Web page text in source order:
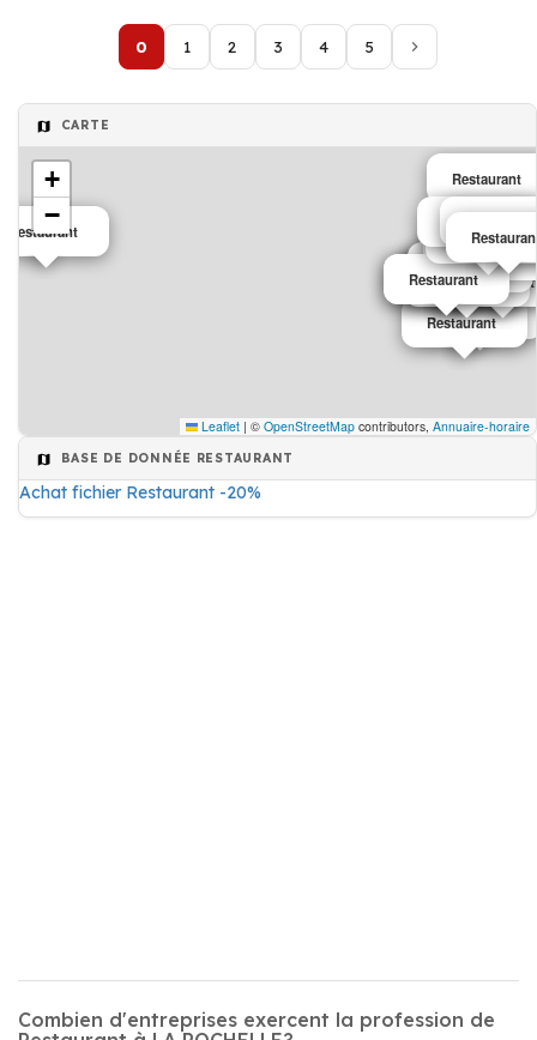
0 1 2 3 4 5
CARTE
Restaurant
Restaurant
Restaurant
Restaurant
Restaurant
RestaurantRestaurant
RestaurantRestaurant
Restaurant
Restaurant
Restaurant
Restaurant
Restaurant
Restaurant
Restaurant
+
−
Leaflet | © OpenStreetMap contributors, Annuaire-horaire
BASE DE DONNÉE RESTAURANT
Achat fichier Restaurant -20%
Combien d'entreprises exercent la profession de